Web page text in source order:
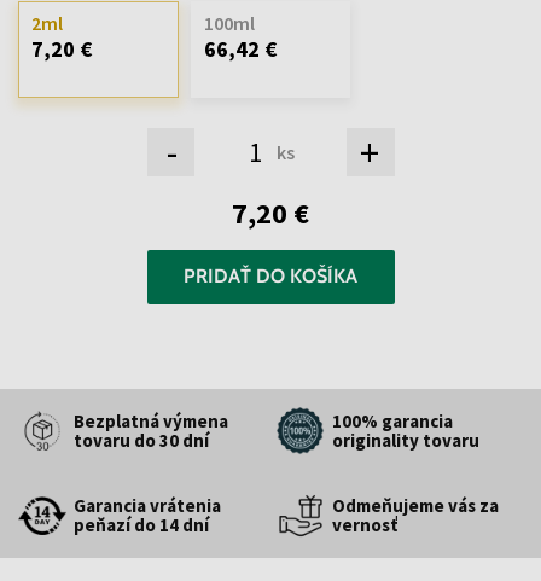
- ks +
2ml
7,20 €
100ml
66,42 €
7,20 €
PRIDAŤ DO KOŠÍKA
Bezplatná výmena
tovaru do 30 dní
100% garancia
originality tovaru
Garancia vrátenia
peňazí do 14 dní
Odmeňujeme vás za
vernosť